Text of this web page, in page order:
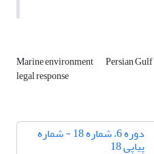
Marine environment Persian Gulf
legal response
دوره 6، شماره 18 - شماره
پیاپی 18